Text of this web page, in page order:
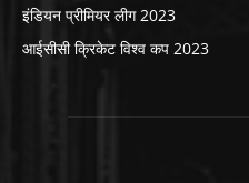
इंडियन प्रीमियर लीग 2023
आईसीसी क्रिकेट विश्व कप 2023